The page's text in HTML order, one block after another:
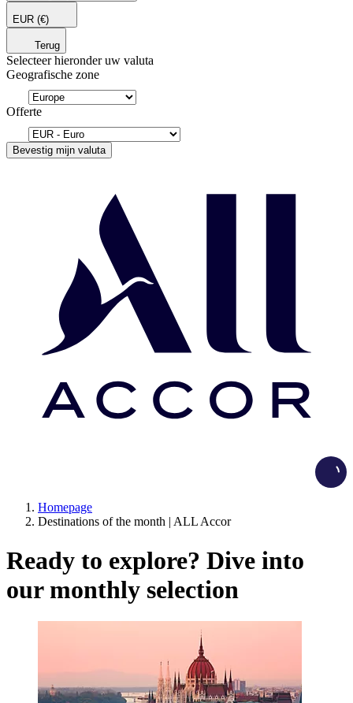
EUR (€)
Terug
Selecteer hieronder uw valuta
Geografische zone
Offerte
Bevestig mijn valuta
Homepage
Destinations of the month | ALL Accor
Ready to explore? Dive into
our monthly selection